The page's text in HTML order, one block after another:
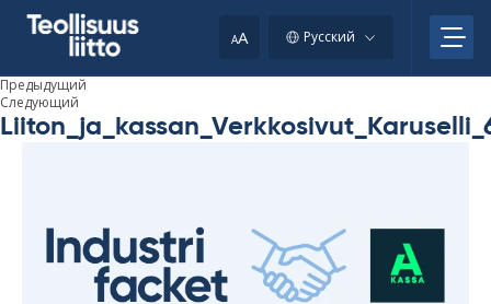
AA Русский
Предыдущий
Следующий
clipboard.)